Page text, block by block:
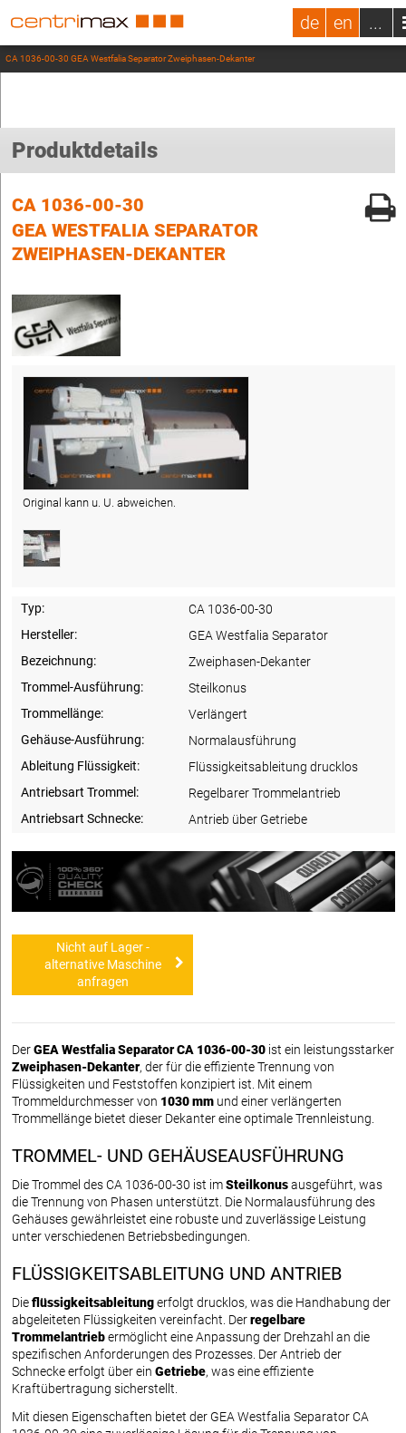
de en ...
CA 1036-00-30 GEA Westfalia Separator Zweiphasen-Dekanter
Produktdetails
CA 1036-00-30
GEA WESTFALIA SEPARATOR
ZWEIPHASEN-DEKANTER
Original kann u. U. abweichen.
Typ:
CA 1036-00-30
Hersteller:
GEA Westfalia Separator
Bezeichnung:
Zweiphasen-Dekanter
Trommel-Ausführung:
Steilkonus
Trommellänge:
Verlängert
Gehäuse-Ausführung:
Normalausführung
Ableitung Flüssigkeit:
Flüssigkeitsableitung drucklos
Antriebsart Trommel:
Regelbarer Trommelantrieb
Antriebsart Schnecke:
Antrieb über Getriebe
Nicht auf Lager -
alternative Maschine
anfragen
DerGEA Westfalia Separator CA 1036-00-30 ist ein leistungsstarker
Zweiphasen-Dekanter, der für die effiziente Trennung von
Flüssigkeiten und Feststoffen konzipiert ist. Mit einem
Trommeldurchmesser von 1030 mm und einer verlängerten
Trommellänge bietet dieser Dekanter eine optimale Trennleistung.
TROMMEL- UND GEHÄUSEAUSFÜHRUNG
Die Trommel des CA 1036-00-30 ist imSteilkonusausgeführt, was
die Trennung von Phasen unterstützt. Die Normalausführung des
Gehäuses gewährleistet eine robuste und zuverlässige Leistung
unter verschiedenen Betriebsbedingungen.
FLÜSSIGKEITSABLEITUNG UND ANTRIEB
Dieflüssigkeitsableitungerfolgt drucklos, was die Handhabung der
abgeleiteten Flüssigkeiten vereinfacht. Derregelbare
Trommelantriebermöglicht eine Anpassung der Drehzahl an die
spezifischen Anforderungen des Prozesses. Der Antrieb der
Schnecke erfolgt über ein Getriebe, was eine effiziente
Kraftübertragung sicherstellt.
Mit diesen Eigenschaften bietet der GEA Westfalia Separator CA